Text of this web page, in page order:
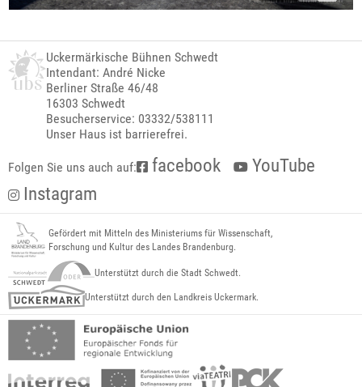
Uckermärkische Bühnen Schwedt
Intendant: André Nicke
Berliner Straße 46/48
16303 Schwedt
Besucherservice: 03332/538111
Unser Haus ist barrierefrei.
Folgen Sie uns auch auf: facebook
YouTube
Instagram
Gefördert mit Mitteln des Ministeriums für Wissenschaft,
Forschung und Kultur des Landes Brandenburg.
Unterstützt durch die Stadt Schwedt.
Unterstützt durch den Landkreis Uckermark.